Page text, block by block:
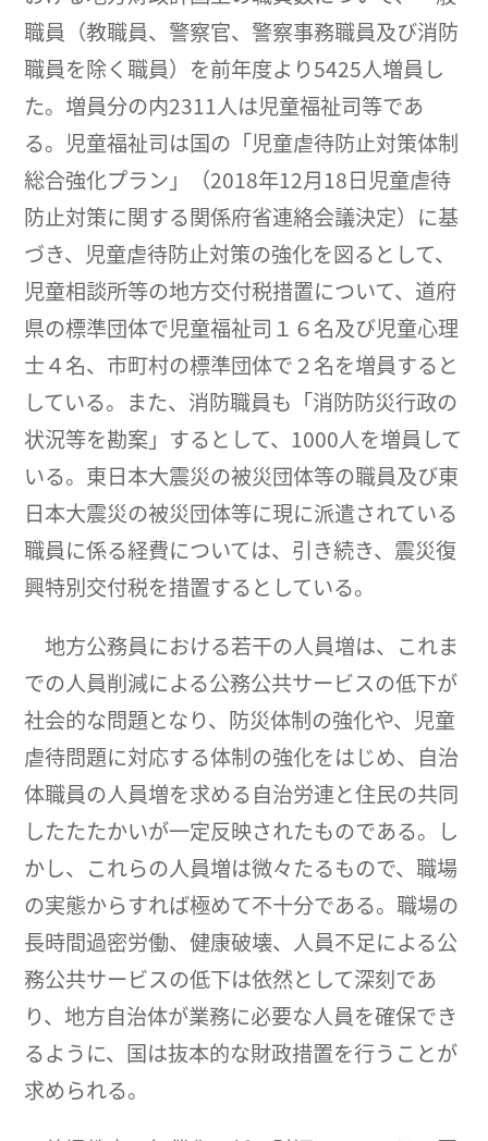
職員（教職員、警察官、警察事務職員及び消防
職員を除く職員）を前年度より5425人増員し
た。増員分の内2311人は児童福祉司等であ
る。児童福祉司は国の「児童虐待防止対策体制
総合強化プラン」（2018年12月18日児童虐待
防止対策に関する関係府省連絡会議決定）に基
づき、児童虐待防止対策の強化を図るとして、
児童相談所等の地方交付税措置について、道府
県の標準団体で児童福祉司１６名及び児童心理
士４名、市町村の標準団体で２名を増員すると
している。また、消防職員も「消防防災行政の
状況等を勘案」するとして、1000人を増員して
いる。東日本大震災の被災団体等の職員及び東
日本大震災の被災団体等に現に派遣されている
職員に係る経費については、引き続き、震災復
興特別交付税を措置するとしている。
地方公務員における若干の人員増は、これま
での人員削減による公務公共サービスの低下が
社会的な問題となり、防災体制の強化や、児童
虐待問題に対応する体制の強化をはじめ、自治
体職員の人員増を求める自治労連と住民の共同
したたたかいが一定反映されたものである。し
かし、これらの人員増は微々たるもので、職場
の実態からすれば極めて不十分である。職場の
長時間過密労働、健康破壊、人員不足による公
務公共サービスの低下は依然として深刻であ
り、地方自治体が業務に必要な人員を確保でき
るように、国は抜本的な財政措置を行うことが
求められる。